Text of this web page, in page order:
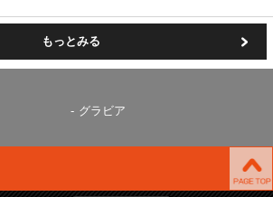
もっとみる
グラビア